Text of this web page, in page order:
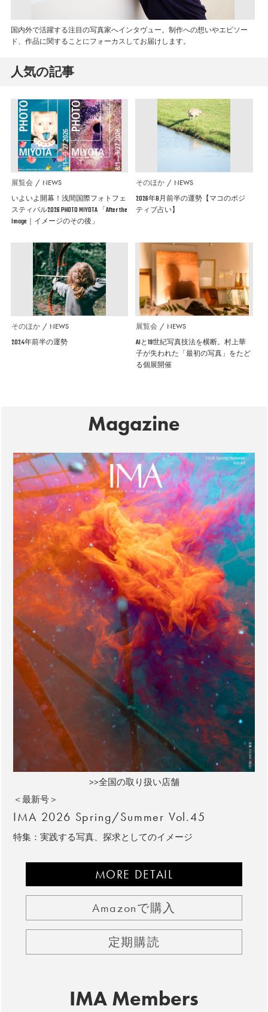
国内外で活躍する注目の写真家へインタヴュー。制作への想いやエピソー
ド、作品に関することにフォーカスしてお届けします。
人気の記事
展覧会 NEWS
いよいよ開幕！浅間国際フォトフェ
スティバル2026 PHOTO MIYOTA 「After the
Image｜イメージのその後」
そのほか NEWS
2026年8月前半の運勢【マコのポジ
ティブ占い】
そのほか NEWS
2024年前半の運勢
展覧会 NEWS
AIと19世紀写真技法を横断。村上華
子が失われた「最初の写真」をたど
る個展開催
Magazine
>>全国の取り扱い店舗
＜最新号＞
IMA 2026 Spring/Summer Vol.45
特集：実践する写真、探求としてのイメージ
MORE DETAIL
Amazonで購入
定期購読
IMA Members